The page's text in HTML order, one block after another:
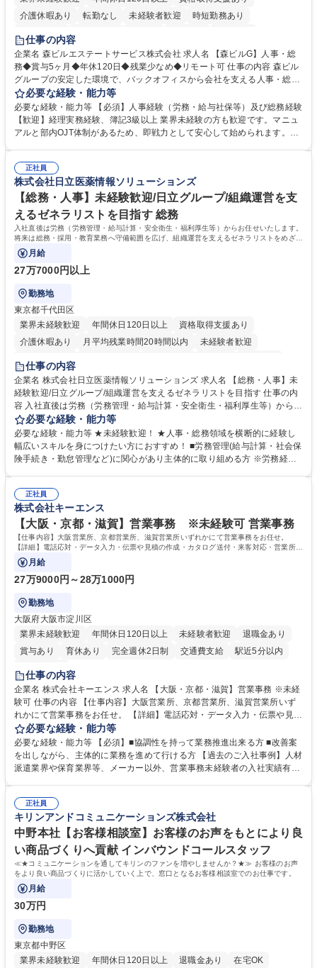
介護休暇あり
転勤なし 未経験者歓迎
時短勤務あり
経験者歓迎
完全週休2日制
交通費支給 長期歓迎 駅近5分以内 土日祝休み
仕事の内容
企業名 森ビルエステートサービス株式会社 求人名 【森ビルG】人事・総
務◆賞与5ヶ月◆年休120日◆残業少なめ◆リモート可 仕事の内容 森ビル
グループの安定した環境で、バックオフィスから会社を支える人事・総務
をお任せします。 労務と総務の業務をバランスよく担当し、ゆくゆくは制
度改定などのコア業務にも挑戦できる、やりがいある環境です。 ■勤怠管
理、給与計算、社会保険手続き、年末調整等の労務管理全般 ■入退社手続
き、社内規定の改定や人事制度改定などのコア業務 ■社内イベントの企画
でも質問・相談できる環境が整っているため、安心して成長できます。 募
集職種 【森ビルG】人事・総務◆賞与5ヶ月◆年休120日◆残業少なめ◆
リモート可
必要な経験・能力等
必要な経験・能力等 【必須】人事経験（労務・給与社保等）及び総務経験
【歓迎】経理実務経験、簿記3級以上 業界未経験の方も歓迎です。マニュ
アルと部内OJT体制があるため、即戦力として安心して始められます。
務に挑戦できるため、自身の成長と組織への貢献度をダイレクトに実感で
きます。 残業少なめ、週1日リモート可など、ワークライフバランスを保
ち長期活躍できる環境です。 「これまでの幅広い経験を活かし、長期的な
キャリアを築きたい」という前向きな意欲と挑戦を全力で応援します。 学
歴・資格 学歴：大学院 大学 高専 短大 専修学校 高校 語学力： 資格：日商
簿記検定1級 日商簿記検定2級 日商簿記検定3級
正社員
株式会社日立医薬情報ソリューションズ
【総務・人事】未経験歓迎/日立グループ/組織運営を支
えるゼネラリストを目指す 総務
入社直後は労務（労務管理・給与計算・安全衛生・福利厚生等）からお任せいたします。
将来は総務・採用・教育業務へ守備範囲を広げ、組織運営を支えるゼネラリストをめざせ
ます。
月給
27万7000円以上
勤務地
東京都千代田区
業界未経験歓迎
年間休日120日以上
資格取得支援あり
介護休暇あり
月平均残業時間20時間以内
未経験者歓迎
住宅手当あり
育休あり
完全週休2日制 交通費支給 土日祝休み 寮・社宅あり
仕事の内容
企業名 株式会社日立医薬情報ソリューションズ 求人名 【総務・人事】未
経験歓迎/日立グループ/組織運営を支えるゼネラリストを目指す 仕事の内
容 入社直後は労務（労務管理・給与計算・安全衛生・福利厚生等）からお
任せいたします。将来は総務・採用・教育業務へ守備範囲を広げ、組織運
営を支えるゼネラリストをめざせます。 ・初期業務：労働時間管理、給与
計算、社会保険対応、福利厚生管理、安全衛生、健康経営推進等をお任せ
します。ご経験に応じて、休職者管理など、幅広く経験を積んでいただき
幅広く経験を積みたい意欲がある方に最適な環境です。 募集職種 【総
務・人事】未経験歓迎/日立グループ/組織運営を支えるゼネラリストを目
指す
必要な経験・能力等
必要な経験・能力等 ★未経験歓迎！ ★人事・総務領域を横断的に経験し
幅広いスキルを身につけたい方におすすめ！ ■労務管理(給与計算・社会保
険手続き・勤怠管理など)に関心があり主体的に取り組める方 ※労務経験
のご経験 ■労務管理（給与計算・社会保険手続き・勤怠管理など）の経験
■衛生管理者の資格をお持ちの方 学歴・資格 学歴：大学院 大学 高専 短大
専修学校 高校 語学力： 資格：
正社員
株式会社キーエンス
【大阪・京都・滋賀】営業事務 ※未経験可 営業事務
【仕事内容】大阪営業所、京都営業所、滋賀営業所いずれかにて営業事務をお任せ。
【詳細】電話応対・データ入力・伝票や見積の作成・カタログ送付・来客対応・営業所内
で発生する事務業務や業務改善をお任せ。
月給
27万9000円～28万1000円
勤務地
大阪府大阪市淀川区
業界未経験歓迎
年間休日120日以上 未経験者歓迎
退職金あり
賞与あり
育休あり 完全週休2日制 交通費支給
駅近5分以内
土日祝休み
仕事の内容
企業名 株式会社キーエンス 求人名 【大阪・京都・滋賀】営業事務 ※未経
験可 仕事の内容 【仕事内容】大阪営業所、京都営業所、滋賀営業所いず
れかにて営業事務をお任せ。 【詳細】電話応対・データ入力・伝票や見積
の作成・カタログ送付・来客対応・営業所内で発生する事務業務や業務改
善をお任せ。 【教育制度】ご入社後、育成担当とペアになりながらOJTに
て業務を覚えていただくことが可能です。業務システムがきちんと構築さ
れているため、スムーズに仕事に慣れることができる環境です。また、
募集職種 【大阪・京都・滋賀】営業事務 ※未経験可
必要な経験・能力等
必要な経験・能力等 【必須】■協調性を持って業務推進出来る方 ■改善案
を出しながら、主体的に業務を進めて行ける方 【過去のご入社事例】人材
派遣業界や保育業界等、メーカー以外、営業事務未経験者の入社実績有
えて、お客様や社員の状況に合わせ、能動的なサポート、改善の動きも期
待され。組織を支えるスペシャリストとして、チームに貢献し、結果的に
社員から頼られる存在になることができます。平均19:30の退勤以降の業
務の持ち帰りも禁止されており、メリハリのある働き方となります。 学
歴・資格 学歴：大学院 大学 高専 短大 語学力： 資格：
正社員
キリンアンドコミュニケーションズ株式会社
中野本社【お客様相談室】お客様のお声をもとにより良
い商品づくりへ貢献 インバウンドコールスタッフ
≪★コミュニケーションを通してキリンのファンを増やしませんか？★≫ お客様のお声
をより良い商品づくりに活かしていく上で、窓口となるお客様相談室でのお仕事です。
月給
30万円
勤務地
東京都中野区
業界未経験歓迎
年間休日120日以上 退職金あり 在宅OK